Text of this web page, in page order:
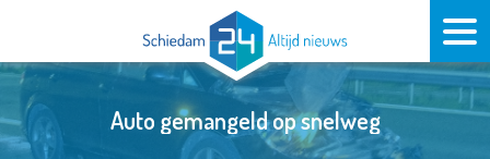
Auto gemangeld op snelweg